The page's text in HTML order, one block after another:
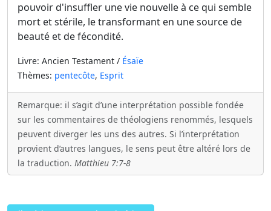
pouvoir d'insuffler une vie nouvelle à ce qui semble
mort et stérile, le transformant en une source de
beauté et de fécondité.
Livre: Ancien Testament / Ésaïe
Thèmes: pentecôte, Esprit
Remarque: il s’agit d’une interprétation possible fondée
sur les commentaires de théologiens renommés, lesquels
peuvent diverger les uns des autres. Si l’interprétation
provient d’autres langues, le sens peut être altéré lors de
la traduction. Matthieu 7:7-8